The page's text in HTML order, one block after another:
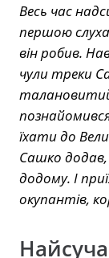
Весь час
першою
він робив.
чули треки
їхати до
Сашко
додому. І
окупантів,